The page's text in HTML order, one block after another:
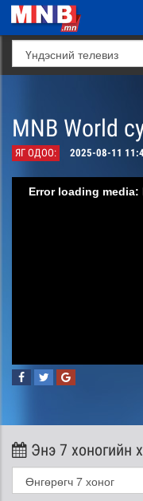
MNB World
ЯГ ОДОО: 2025-08-11
Error loading
Энэ 7 хоногийн